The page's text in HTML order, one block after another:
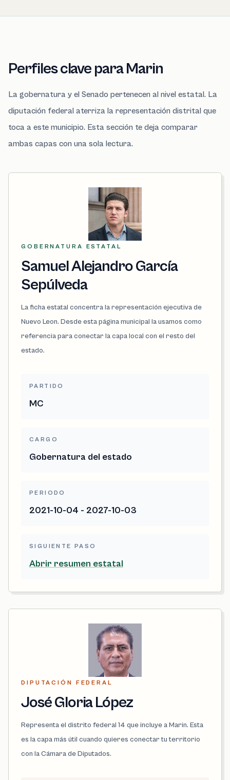
Perfiles clave para Marin
La gobernatura y el Senado pertenecen al nivel estatal. La
diputación federal aterriza la representación distrital que
toca a este municipio. Esta sección te deja comparar
ambas capas con una sola lectura.
GOBERNATURA ESTATAL
Samuel Alejandro García
Sepúlveda
La ficha estatal concentra la representación ejecutiva de
Nuevo Leon. Desde esta página municipal la usamos como
referencia para conectar la capa local con el resto del
estado.
PARTIDO
MC
CARGO
Gobernatura del estado
PERIODO
2021-10-04 - 2027-10-03
SIGUIENTE PASO
Abrir resumen estatal
DIPUTACIÓN FEDERAL
José Gloria López
Representa el distrito federal 14 que incluye a Marin. Esta
es la capa más útil cuando quieres conectar tu territorio
con la Cámara de Diputados.